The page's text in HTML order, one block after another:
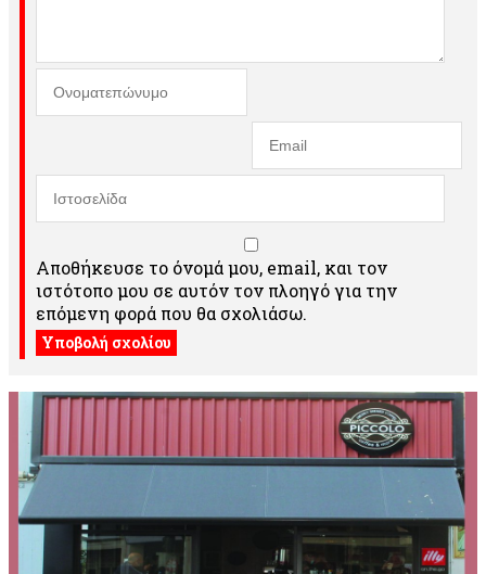
Αποθήκευσε το όνομά μου, email, και τον
ιστότοπο μου σε αυτόν τον πλοηγό για την
επόμενη φορά που θα σχολιάσω.